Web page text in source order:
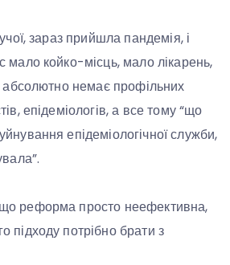
зараз прийшла пандемія, і
мало койко-місць, мало лікарень,
абсолютно немає профільних
епідеміологів, а все тому “що
епідеміологічної служби,
реформа просто неефективна,
підходу потрібно брати з